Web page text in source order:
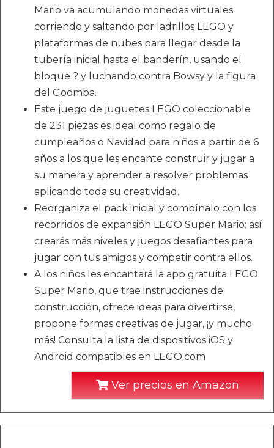
Mario va acumulando monedas virtuales
corriendo y saltando por ladrillos LEGO y
plataformas de nubes para llegar desde la
tubería inicial hasta el banderín, usando el
bloque ? y luchando contra Bowsy y la figura
del Goomba.
Este juego de juguetes LEGO coleccionable
de 231 piezas es ideal como regalo de
cumpleaños o Navidad para niños a partir de 6
años a los que les encante construir y jugar a
su manera y aprender a resolver problemas
aplicando toda su creatividad.
Reorganiza el pack inicial y combínalo con los
recorridos de expansión LEGO Super Mario: así
crearás más niveles y juegos desafiantes para
jugar con tus amigos y competir contra ellos.
A los niños les encantará la app gratuita LEGO
Super Mario, que trae instrucciones de
construcción, ofrece ideas para divertirse,
propone formas creativas de jugar, ¡y mucho
más! Consulta la lista de dispositivos iOS y
Android compatibles en LEGO.com
Ver precios en Amazon